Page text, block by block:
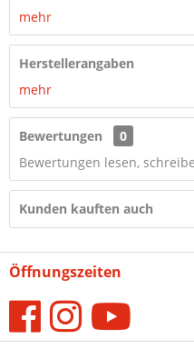
mehr
Herstellerangaben
mehr
Bewertungen
0
Bewertungen lesen,
Kunden kauften auch
Öffnungszeiten